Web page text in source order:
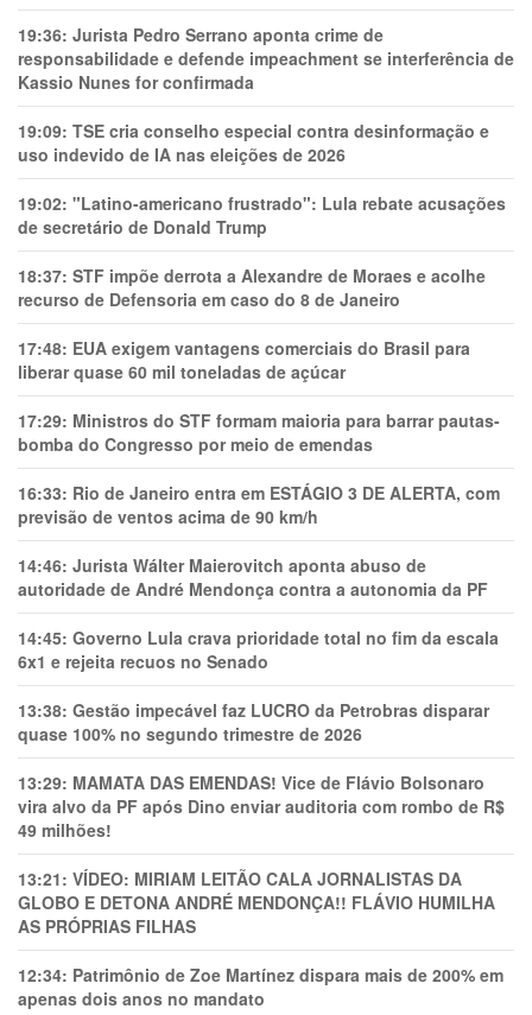
19:36: Jurista Pedro Serrano aponta crime de
responsabilidade e defende impeachment se interferência de
Kassio Nunes for confirmada
19:09: TSE cria conselho especial contra desinformação e
uso indevido de IA nas eleições de 2026
19:02: "Latino-americano frustrado": Lula rebate acusações
de secretário de Donald Trump
18:37: STF impõe derrota a Alexandre de Moraes e acolhe
recurso de Defensoria em caso do 8 de Janeiro
17:48: EUA exigem vantagens comerciais do Brasil para
liberar quase 60 mil toneladas de açúcar
17:29: Ministros do STF formam maioria para barrar pautas-
bomba do Congresso por meio de emendas
16:33: Rio de Janeiro entra em ESTÁGIO 3 DE ALERTA, com
previsão de ventos acima de 90 km/h
14:46: Jurista Wálter Maierovitch aponta abuso de
autoridade de André Mendonça contra a autonomia da PF
14:45: Governo Lula crava prioridade total no fim da escala
6x1 e rejeita recuos no Senado
13:38: Gestão impecável faz LUCRO da Petrobras disparar
quase 100% no segundo trimestre de 2026
13:29: MAMATA DAS EMENDAS! Vice de Flávio Bolsonaro
vira alvo da PF após Dino enviar auditoria com rombo de R$
49 milhões!
13:21: VÍDEO: MIRIAM LEITÃO CALA JORNALISTAS DA
GLOBO E DETONA ANDRÉ MENDONÇA!! FLÁVIO HUMILHA
AS PRÓPRIAS FILHAS
12:34: Patrimônio de Zoe Martínez dispara mais de 200% em
apenas dois anos no mandato